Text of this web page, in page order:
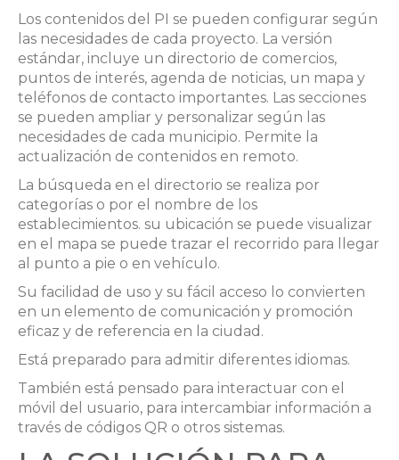
Los contenidos del PI se pueden configurar según
las necesidades de cada proyecto. La versión
estándar, incluye un directorio de comercios,
puntos de interés, agenda de noticias, un mapa y
teléfonos de contacto importantes. Las secciones
se pueden ampliar y personalizar según las
necesidades de cada municipio. Permite la
actualización de contenidos en remoto.
La búsqueda en el directorio se realiza por
categorías o por el nombre de los
establecimientos. su ubicación se puede visualizar
en el mapa se puede trazar el recorrido para llegar
al punto a pie o en vehículo.
Su facilidad de uso y su fácil acceso lo convierten
en un elemento de comunicación y promoción
eficaz y de referencia en la ciudad.
Está preparado para admitir diferentes idiomas.
También está pensado para interactuar con el
móvil del usuario, para intercambiar información a
través de códigos QR o otros sistemas.